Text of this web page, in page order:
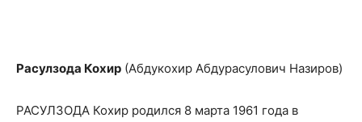
Расулзода Кохир (Абдукохир Абдурасулович Назиров)
РАСУЛЗОДА Кохир родился 8 марта 1961 года в